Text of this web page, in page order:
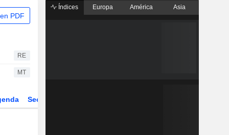
PDF
RE
MT
Sector
Índices Europa América Asia